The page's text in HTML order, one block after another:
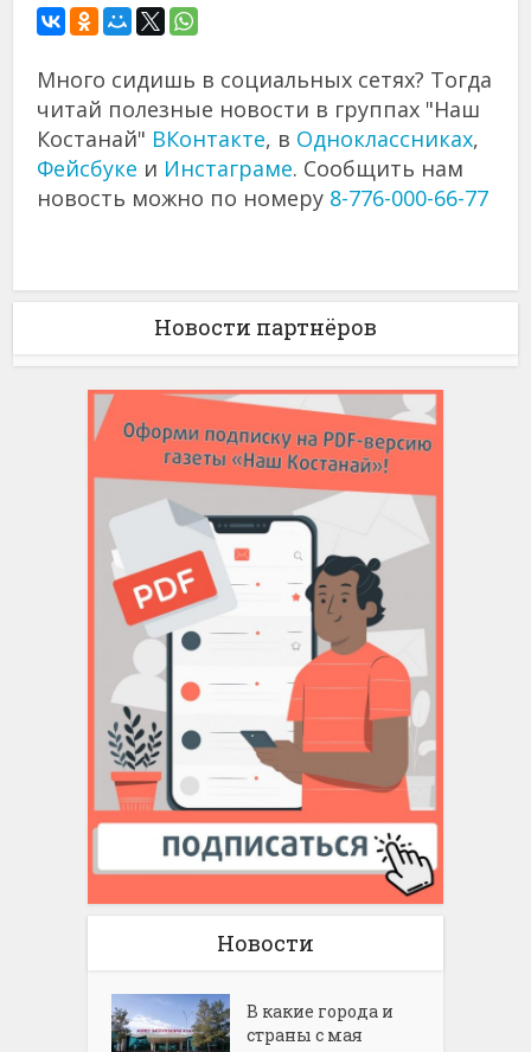
Много сидишь в социальных сетях? Тогда
читай полезные новости в группах "Наш
Костанай" ВКонтакте, в Одноклассниках,
Фейсбуке и Инстаграме. Сообщить нам
новость можно по номеру 8-776-000-66-77
Новости партнёров
Новости
В какие города и
страны с мая